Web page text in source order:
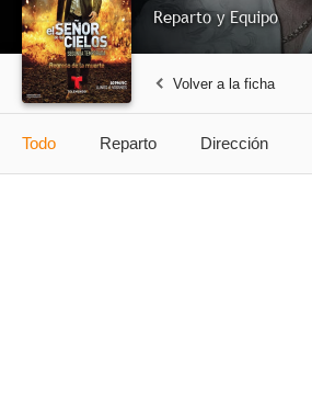
Reparto y Equipo
Volver a la ficha
Todo Reparto Dirección